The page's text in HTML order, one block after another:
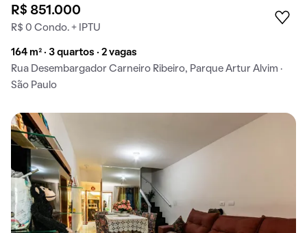
R$ 851.000
R$ 0 Condo. + IPTU
164 m² · 3 quartos · 2 vagas
Rua Desembargador Carneiro Ribeiro, Parque Artur Alvim ·
São Paulo